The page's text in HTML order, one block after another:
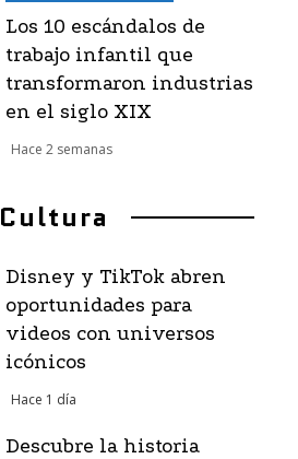
Los 10 escándalos de
trabajo infantil que
transformaron industrias
en el siglo XIX
Hace 2 semanas
Cultura
Disney y TikTok abren
oportunidades para
videos con universos
icónicos
Hace 1 día
Descubre la historia